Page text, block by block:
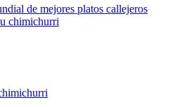
de mejores platos callejeros